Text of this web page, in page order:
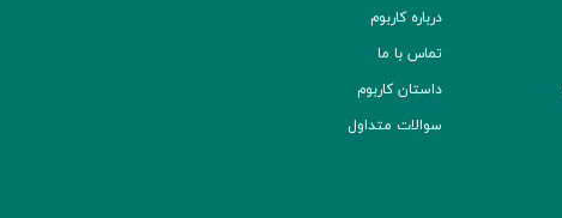
درباره کاربوم
تماس با ما
داستان کاربوم
سوالات متداول